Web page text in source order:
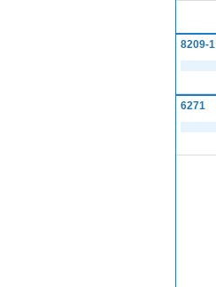
8209-1
6271